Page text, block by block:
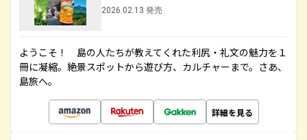
2026.02.13 発売
ようこそ！ 島の人たちが教えてくれた利尻・礼文の魅力を１
冊に凝縮。絶景スポットから遊び方、カルチャーまで。さあ、
島旅へ。
詳細を見る